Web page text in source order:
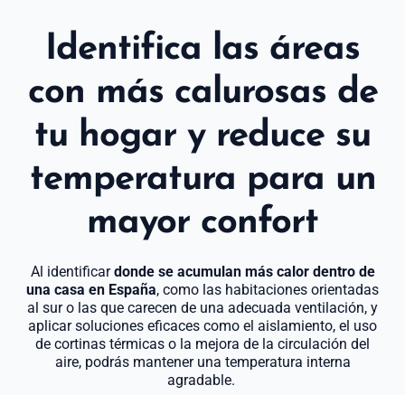
Identifica las áreas
con más calurosas de
tu hogar y reduce su
temperatura para un
mayor confort
Al identificardonde se acumulan más calor dentro de
una casa en España, como las habitaciones orientadas
al sur o las que carecen de una adecuada ventilación, y
aplicar soluciones eficaces como el aislamiento, el uso
de cortinas térmicas o la mejora de la circulación del
aire, podrás mantener una temperatura interna
agradable.